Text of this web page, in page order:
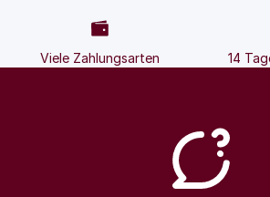
Viele Zahlungsarten 14